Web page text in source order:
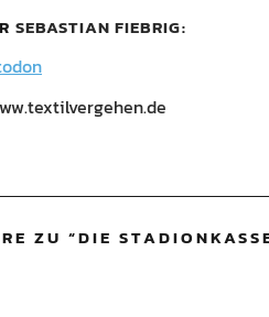
SEBASTIAN FIEBRIG
ZU “DIE